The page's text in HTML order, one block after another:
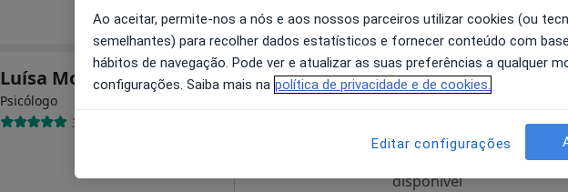
Luísa Moura
Psicólogo
3 opiniões
Hoje
6 Ago
Amanhã
7 Ago
Sáb,
8 Ago
O agendamento online não está
disponível
Ao aceitar, permite-nos a nós e aos nossos parceiros utilizar cookies (ou
semelhantes) para recolher dados estatísticos e fornecer conteúdo com
hábitos de navegação. Pode ver e atualizar as suas preferências a qualquer
configurações. Saiba mais na política de privacidade e de cookies.
Editar configurações